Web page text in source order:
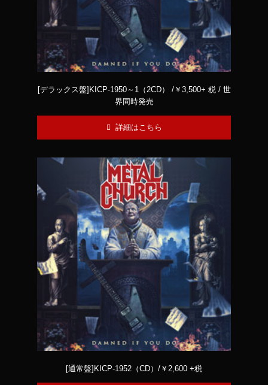
[デラックス盤]KICP-1950～1（2CD） /￥3,500+ 税 / 世
界同時発売
詳細はこちら
[通常盤]KICP-1952（CD）/￥2,600 +税